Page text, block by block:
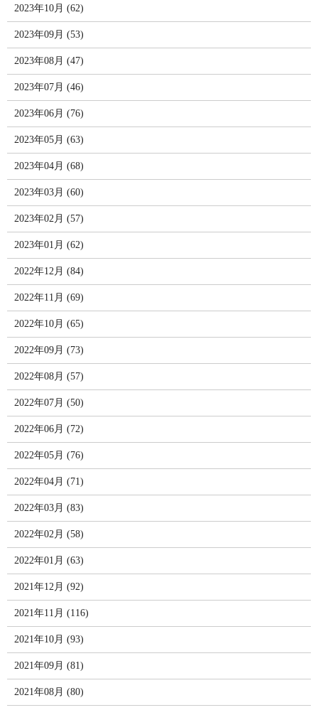
2023年10月 (62)
2023年09月 (53)
2023年08月 (47)
2023年07月 (46)
2023年06月 (76)
2023年05月 (63)
2023年04月 (68)
2023年03月 (60)
2023年02月 (57)
2023年01月 (62)
2022年12月 (84)
2022年11月 (69)
2022年10月 (65)
2022年09月 (73)
2022年08月 (57)
2022年07月 (50)
2022年06月 (72)
2022年05月 (76)
2022年04月 (71)
2022年03月 (83)
2022年02月 (58)
2022年01月 (63)
2021年12月 (92)
2021年11月 (116)
2021年10月 (93)
2021年09月 (81)
2021年08月 (80)